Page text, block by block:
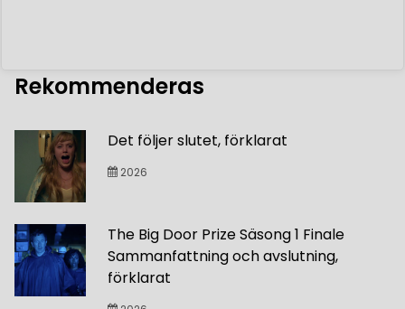
Rekommenderas
Det följer slutet, förklarat
2026
The Big Door Prize Säsong 1 Finale
Sammanfattning och avslutning,
förklarat